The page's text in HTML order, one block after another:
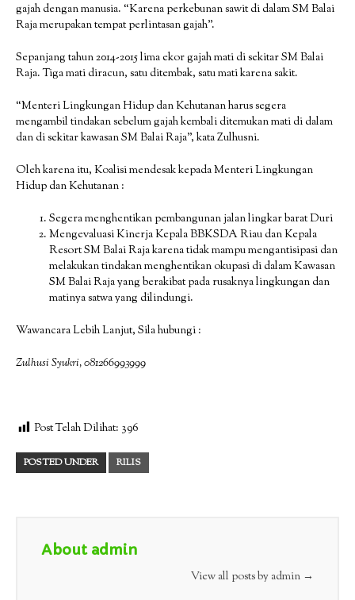
gajah dengan manusia. “Karena perkebunan sawit di dalam SM Balai
Raja merupakan tempat perlintasan gajah”.
Sepanjang tahun 2014-2015 lima ekor gajah mati di sekitar SM Balai
Raja. Tiga mati diracun, satu ditembak, satu mati karena sakit.
“Menteri Lingkungan Hidup dan Kehutanan harus segera
mengambil tindakan sebelum gajah kembali ditemukan mati di dalam
dan di sekitar kawasan SM Balai Raja”, kata Zulhusni.
Oleh karena itu, Koalisi mendesak kepada Menteri Lingkungan
Hidup dan Kehutanan :
Segera menghentikan pembangunan jalan lingkar barat Duri
Mengevaluasi Kinerja Kepala BBKSDA Riau dan Kepala
Resort SM Balai Raja karena tidak mampu mengantisipasi dan
melakukan tindakan menghentikan okupasi di dalam Kawasan
SM Balai Raja yang berakibat pada rusaknya lingkungan dan
matinya satwa yang dilindungi.
Wawancara Lebih Lanjut, Sila hubungi :
Zulhusi Syukri, 081266993999
Post Telah Dilihat: 396
POSTED UNDER RILIS
About admin
View all posts by admin →